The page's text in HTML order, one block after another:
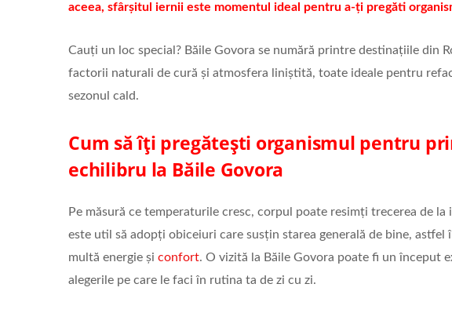
aceea, sfârșitul iernii este momentul ideal pentru a-ți pregăti
Cauți un loc special? Băile Govora se numără printre destinațiile din
factorii naturali de cură și atmosfera liniștită, toate ideale pentru
sezonul cald.
Cum să îți pregătești organismul pentru
echilibru la Băile Govora
Pe măsură ce temperaturile cresc, corpul poate resimți trecerea de la
este util să adopți obiceiuri care susțin starea generală de bine, astfel
multă energie și confort. O vizită la Băile Govora poate fi un început
alegerile pe care le faci în rutina ta de zi cu zi.